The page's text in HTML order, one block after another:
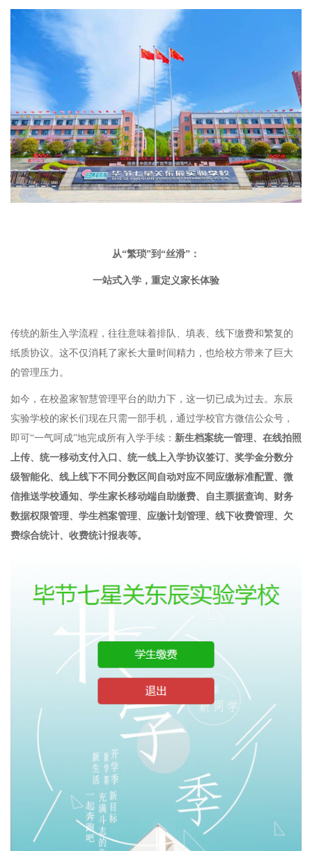
从“繁琐”到“丝滑”：
⼀站式⼊学，重定义家⻓体验
传统的新⽣⼊学流程，往往意味着排队、填表、线下缴费和繁复的
纸质协议。这不仅消耗了家⻓⼤量时间精⼒，也给校⽅带来了巨⼤
的管理压⼒。
如今，在校盈家智慧管理平台的助⼒下，这⼀切已成为过去。东⾠
实验学校的家⻓们现在只需⼀部⼿机，通过学校官⽅微信公众号，
即可“⼀⽓呵成”地完成所有⼊学⼿续： 新生档案统一管理、在线拍照
上传、统一移动支付入口、统一线上入学协议签订、奖学金分数分
级智能化、线上线下不同分数区间自动对应不同应缴标准配置、微
信推送学校通知、学生家长移动端自助缴费、自主票据查询、财务
数据权限管理、学生档案管理、应缴计划管理、线下收费管理、欠
费综合统计、收费统计报表等。